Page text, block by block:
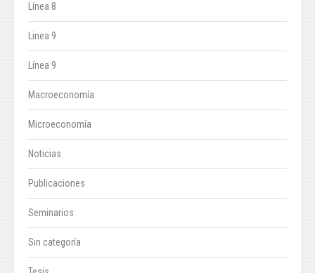
Línea 8
Linea 9
Línea 9
Macroeconomía
Microeconomía
Noticias
Publicaciones
Seminarios
Sin categoría